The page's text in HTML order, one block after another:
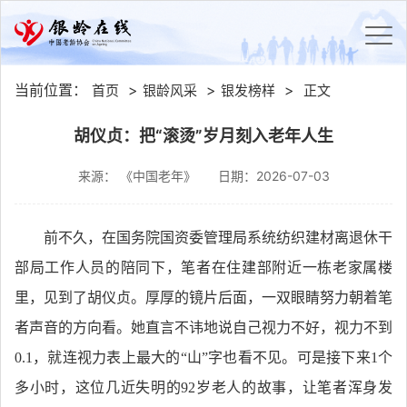
当前位置： 首页 > 银龄风采 > 银发榜样 > 正文
胡仪贞：把“滚烫”岁月刻入老年人生
来源： 《中国老年》 日期：2026-07-03
前不久，在国务院国资委管理局系统纺织建材离退休干
部局工作人员的陪同下，笔者在住建部附近一栋老家属楼
里，见到了胡仪贞。厚厚的镜片后面，一双眼睛努力朝着笔
者声音的方向看。她直言不讳地说自己视力不好，视力不到
0.1，就连视力表上最大的“山”字也看不见。可是接下来1个
多小时，这位几近失明的92岁老人的故事，让笔者浑身发